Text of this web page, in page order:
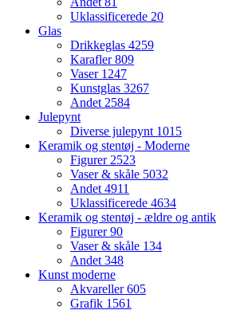
Uklassificerede 20
Glas
Drikkeglas 4259
Karafler809
Vaser 1247
Kunstglas 3267
Andet 2584
Julepynt
Diverse julepynt 1015
Keramik og stentøj - Moderne
Figurer 2523
Vaser & skåle 5032
Andet 4911
Uklassificerede 4634
Keramik og stentøj - ældre og antik
Figurer90
Vaser & skåle 134
Andet 348
Kunst moderne
Akvareller605
Grafik 1561